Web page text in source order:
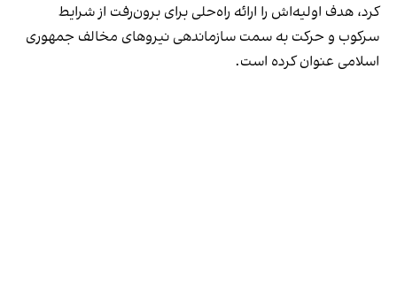
کرد، هدف اولیه‌اش را ارائه‌ راه‌حلی برای برون‌رفت از شرایط
سرکوب و حرکت به سمت سازماندهی نیروهای مخالف جمهوری
اسلامی عنوان کرده است.